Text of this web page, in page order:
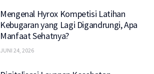
Mengenal Hyrox Kompetisi Latihan
Kebugaran yang Lagi Digandrungi, Apa
Manfaat Sehatnya?
JUNI 24, 2026